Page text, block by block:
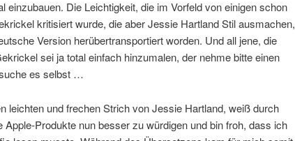
einzubauen. Die Leichtigkeit, die im Vorfeld von einigen schon
kritisiert wurde, die aber Jessie Hartland Stil ausmachen,
Version herübertransportiert worden. Und all jene, die
sei ja total einfach hinzumalen, der nehme bitte einen
es selbst …
leichten und frechen Strich von Jessie Hartland, weiß durch
Produkte nun besser zu würdigen und bin froh, dass ich